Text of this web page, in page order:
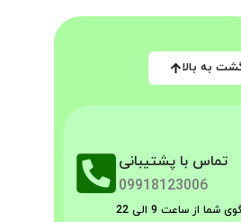
به بالا
تماس با پشتیبانی
09918123006
شما از ساعت 9 الی 22